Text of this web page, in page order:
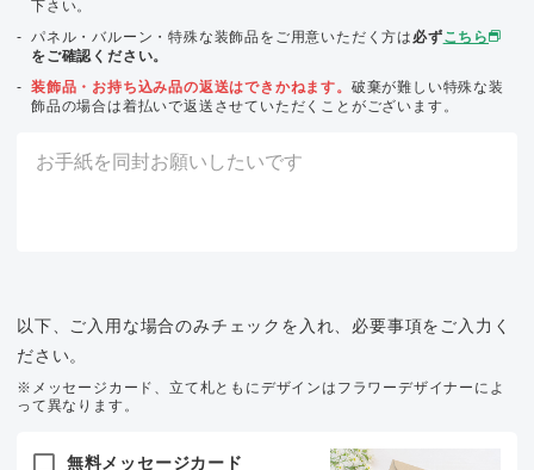
下さい。
パネル・バルーン・特殊な装飾品をご用意いただく方は 必ずこちら
をご確認ください。
装飾品・お持ち込み品の返送はできかねます。 破棄が難しい特殊な装
飾品の場合は着払いで返送させていただくことがございます。
以下、ご入用な場合のみチェックを入れ、必要事項をご入力く
ださい。
※メッセージカード、立て札ともにデザインはフラワーデザイナーによ
って異なります。
無料メッセージカード